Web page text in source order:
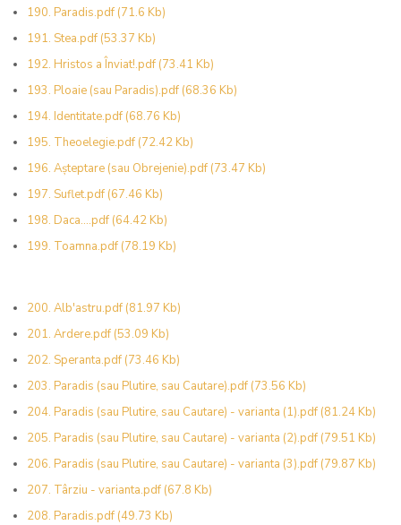
190. Paradis.pdf (71.6 Kb)
191. Stea.pdf (53.37 Kb)
192. Hristos a Înviat!.pdf (73.41 Kb)
193. Ploaie (sau Paradis).pdf (68.36 Kb)
194. Identitate.pdf (68.76 Kb)
195. Theoelegie.pdf (72.42 Kb)
196. Așteptare (sau Obrejenie).pdf (73.47 Kb)
197. Suflet.pdf (67.46 Kb)
198. Daca....pdf (64.42 Kb)
199. Toamna.pdf (78.19 Kb)
200. Alb'astru.pdf (81.97 Kb)
201. Ardere.pdf (53.09 Kb)
202. Speranta.pdf (73.46 Kb)
203. Paradis (sau Plutire, sau Cautare).pdf (73.56 Kb)
204. Paradis (sau Plutire, sau Cautare) - varianta (1).pdf (81.24 Kb)
205. Paradis (sau Plutire, sau Cautare) - varianta (2).pdf (79.51 Kb)
206. Paradis (sau Plutire, sau Cautare) - varianta (3).pdf (79.87 Kb)
207. Târziu - varianta.pdf (67.8 Kb)
208. Paradis.pdf (49.73 Kb)